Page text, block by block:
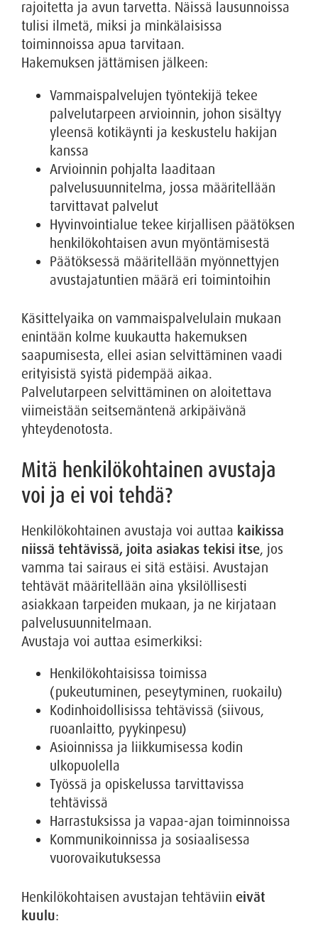
rajoitetta ja avun tarvetta. Näissä lausunnoissa
tulisi ilmetä, miksi ja minkälaisissa
toiminnoissa apua tarvitaan.
Hakemuksen jättämisen jälkeen:
Vammaispalvelujen työntekijä tekee
palvelutarpeen arvioinnin, johon sisältyy
yleensä kotikäynti ja keskustelu hakijan
kanssa
Arvioinnin pohjalta laaditaan
palvelusuunnitelma, jossa määritellään
tarvittavat palvelut
Hyvinvointialue tekee kirjallisen päätöksen
henkilökohtaisen avun myöntämisestä
Päätöksessä määritellään myönnettyjen
avustajatuntien määrä eri toimintoihin
Käsittelyaika on vammaispalvelulain mukaan
enintään kolme kuukautta hakemuksen
saapumisesta, ellei asian selvittäminen vaadi
erityisistä syistä pidempää aikaa.
Palvelutarpeen selvittäminen on aloitettava
viimeistään seitsemäntenä arkipäivänä
yhteydenotosta.
Mitä henkilökohtainen avustaja
voi ja ei voi tehdä?
Henkilökohtainen avustaja voi auttaa kaikissa
niissä tehtävissä, joita asiakas tekisi itse, jos
vamma tai sairaus ei sitä estäisi. Avustajan
tehtävät määritellään aina yksilöllisesti
asiakkaan tarpeiden mukaan, ja ne kirjataan
palvelusuunnitelmaan.
Avustaja voi auttaa esimerkiksi:
Henkilökohtaisissa toimissa
(pukeutuminen, peseytyminen, ruokailu)
Kodinhoidollisissa tehtävissä (siivous,
ruoanlaitto, pyykinpesu)
Asioinnissa ja liikkumisessa kodin
ulkopuolella
Työssä ja opiskelussa tarvittavissa
tehtävissä
Harrastuksissa ja vapaa-ajan toiminnoissa
Kommunikoinnissa ja sosiaalisessa
vuorovaikutuksessa
Henkilökohtaisen avustajan tehtäviin eivät
kuulu: